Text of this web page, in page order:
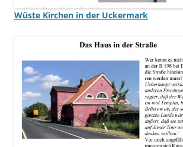
Wüste Kirchen in der Uckermark